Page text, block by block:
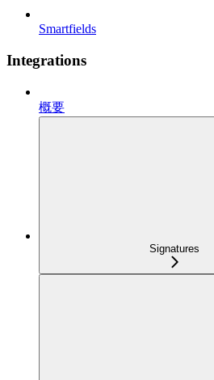
Smartfields
Integrations
概要
Signatures